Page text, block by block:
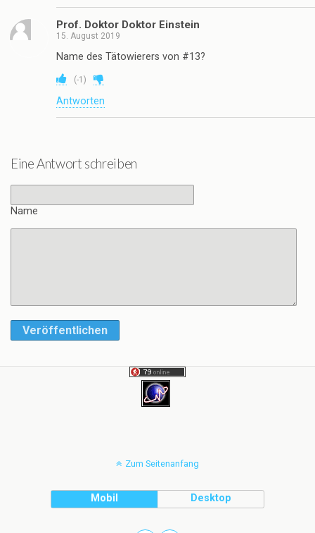
Prof. Doktor Doktor Einstein
15. August 2019
Name des Tätowierers von #13?
(-1 )
Antworten
Eine Antwort schreiben
Name
Veröffentlichen
Zum Seitenanfang
Mobil Desktop